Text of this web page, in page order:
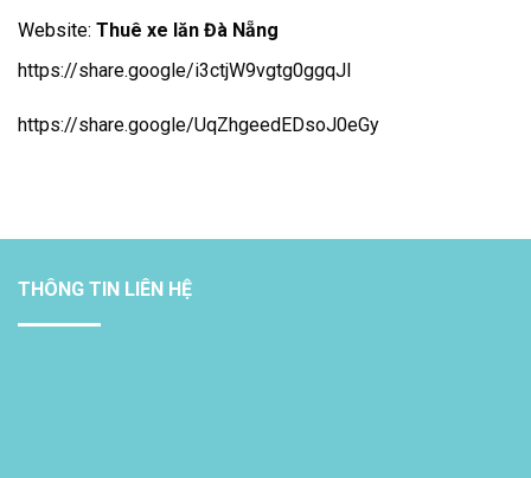
Website: Thuê xe lăn Đà Nẵng
https://share.google/i3ctjW9vgtg0ggqJl
https://share.google/UqZhgeedEDsoJ0eGy
THÔNG TIN LIÊN HỆ